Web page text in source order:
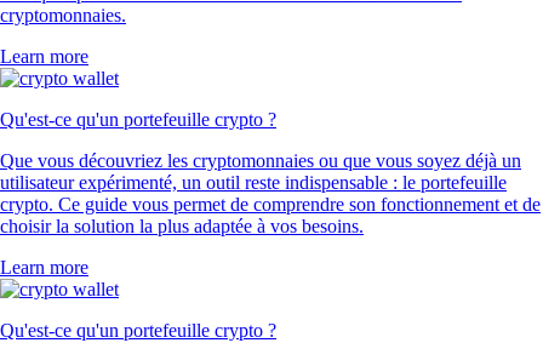
cryptomonnaies.
Learn more
Qu'est-ce qu'un portefeuille crypto ?
Que vous découvriez les cryptomonnaies ou que vous soyez déjà un
utilisateur expérimenté, un outil reste indispensable : le portefeuille
crypto. Ce guide vous permet de comprendre son fonctionnement et de
choisir la solution la plus adaptée à vos besoins.
Learn more
Qu'est-ce qu'un portefeuille crypto ?